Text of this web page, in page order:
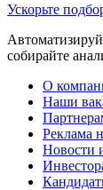
Ускорьте
собирайте
О
Наши
Реклама
Новости